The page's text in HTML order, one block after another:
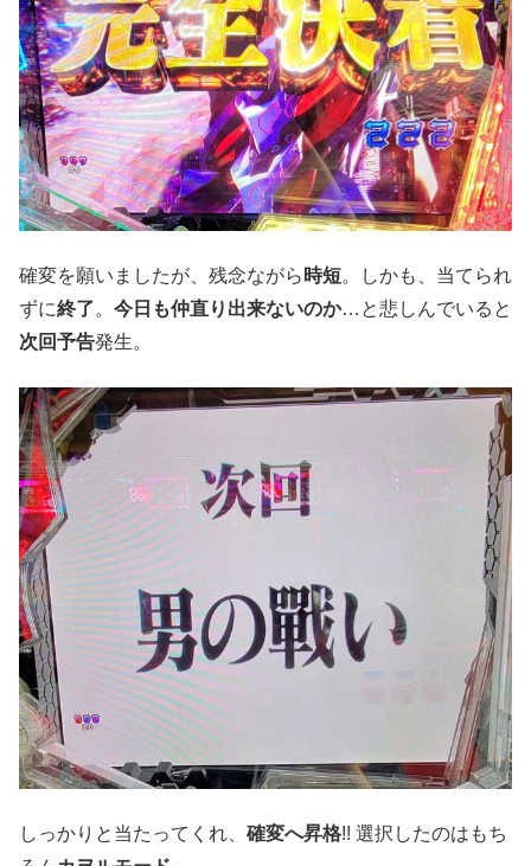
確変を願いましたが、残念ながら 時短。しかも、当てられ
ずに終了。 今日も仲直り出来ないのか…と悲しんでいると
次回予告発生。
しっかりと当たってくれ、 確変へ昇格!! 選択したのはもち